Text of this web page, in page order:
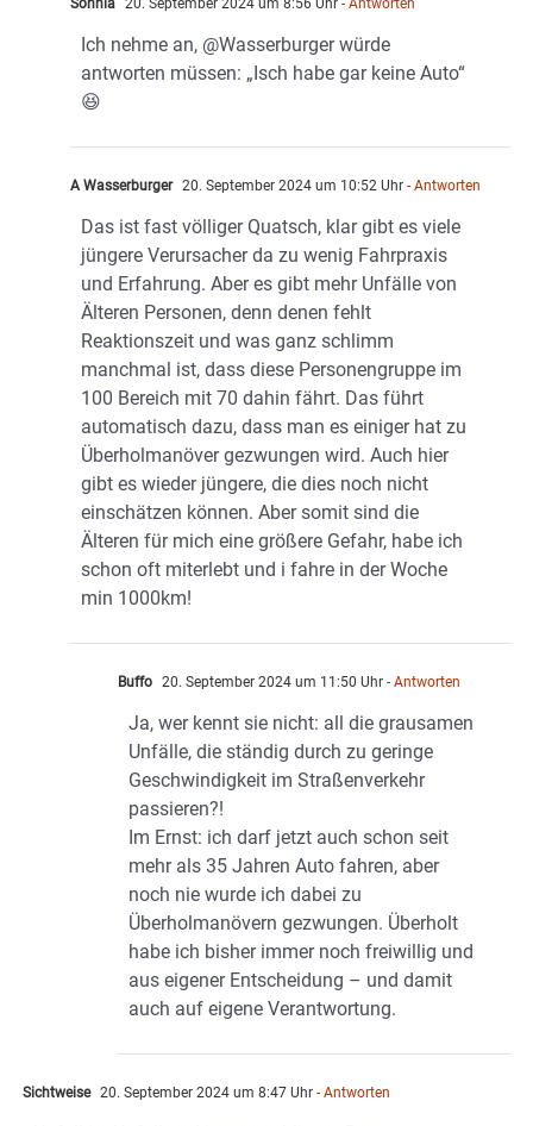
Ich nehme an, @Wasserburger würde
antworten müssen: „Isch habe gar keine Auto“
😆
A Wasserburger 20. September 2024 um 10:52 Uhr - Antworten
Das ist fast völliger Quatsch, klar gibt es viele
jüngere Verursacher da zu wenig Fahrpraxis
und Erfahrung. Aber es gibt mehr Unfälle von
Älteren Personen, denn denen fehlt
Reaktionszeit und was ganz schlimm
manchmal ist, dass diese Personengruppe im
100 Bereich mit 70 dahin fährt. Das führt
automatisch dazu, dass man es einiger hat zu
Überholmanöver gezwungen wird. Auch hier
gibt es wieder jüngere, die dies noch nicht
einschätzen können. Aber somit sind die
Älteren für mich eine größere Gefahr, habe ich
schon oft miterlebt und i fahre in der Woche
min 1000km!
Buffo 20. September 2024 um 11:50 Uhr - Antworten
Ja, wer kennt sie nicht: all die grausamen
Unfälle, die ständig durch zu geringe
Geschwindigkeit im Straßenverkehr
passieren?!
Im Ernst: ich darf jetzt auch schon seit
mehr als 35 Jahren Auto fahren, aber
noch nie wurde ich dabei zu
Überholmanövern gezwungen. Überholt
habe ich bisher immer noch freiwillig und
aus eigener Entscheidung – und damit
auch auf eigene Verantwortung.
Sichtweise 20. September 2024 um 8:47 Uhr - Antworten